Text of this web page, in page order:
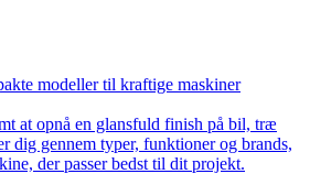
modeller til kraftige maskiner
at opnå en glansfuld finish på bil, træ
dig gennem typer, funktioner og brands,
der passer bedst til dit projekt.